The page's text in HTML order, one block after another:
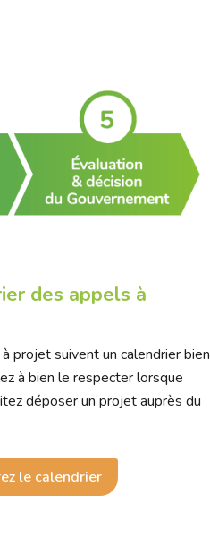
des appels à
projet suivent un calendrier bien
à bien le respecter lorsque
déposer un projet auprès du
le calendrier